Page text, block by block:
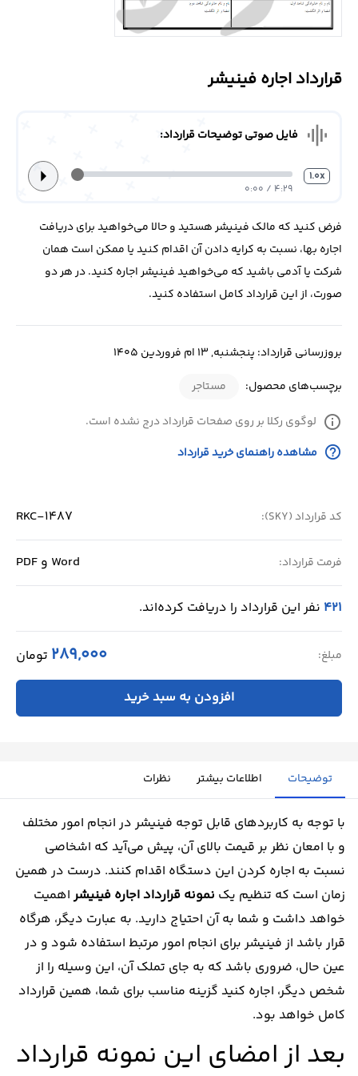
درباره
تماس
قرارداد اجاره فینیشر
graphic_eq فایل صوتی توضیحات قرارداد:
1.0x
4:29 / 0:00
arrow_right
فرض کنید که مالک فینیشر هستید و حالا می‌خواهید برای دریافت
اجاره بها، نسبت به کرایه دادن آن اقدام کنید یا ممکن است همان
شرکت یا آدمی باشید که می‌خواهید فینیشر اجاره کنید. در هر دو
صورت، از این قرارداد کامل استفاده کنید.
بروزرسانی قرارداد: پنجشنبه, 13 ام فروردین 1405
برچسب‌های محصول:
مستاجر
info لوگوی رکلا بر روی صفحات قرارداد درج نشده است.
help_outline مشاهده راهنمای خرید قرارداد
کد قرارداد (SKY): RKC-1487
فرمت قرارداد: Word و PDF
421 نفر این قرارداد را دریافت کرده‌اند.
مبلغ: 289,000 تومان
افزودن به سبد خرید
توضیحات اطلاعات بیشتر نظرات
با توجه به کاربردهای قابل توجه فینیشر در انجام امور مختلف
و با امعان نظر بر قیمت بالای آن، پیش می‌آید که اشخاصی
نسبت به اجاره کردن این دستگاه اقدام کنند. درست در همین
زمان است که تنظیم یک نمونه قرارداد اجاره فینیشراهمیت
خواهد داشت و شما به آن احتیاج دارید. به عبارت دیگر، هرگاه
قرار باشد از فینیشر برای انجام امور مرتبط استفاده شود و در
عین حال، ضروری باشد که به جای تملک آن، این وسیله را از
شخص دیگر، اجاره کنید گزینه مناسب برای شما، همین قرارداد
کامل خواهد بود.
بعد از امضای این نمونه قرارداد